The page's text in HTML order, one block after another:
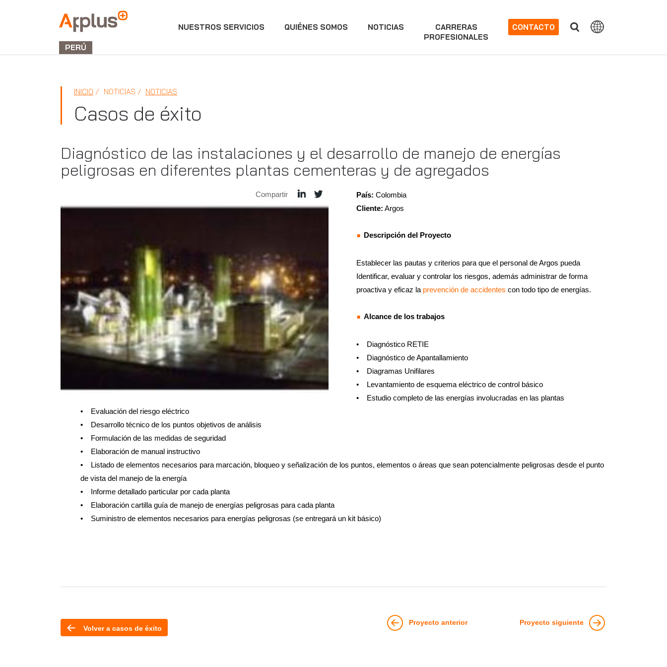
Applus+
GROUP
PERÚ
NUESTROS SERVICIOS QUIÉNES SOMOS NOTICIAS
CARRERAS
PROFESIONALES
CONTACTO
INICIO NOTICIAS NOTICIAS
Casos de éxito
Diagnóstico de las instalaciones y el desarrollo de manejo de energías
peligrosas en diferentes plantas cementeras y de agregados
Compartir País: Colombia
Cliente: Argos
Descripción del Proyecto
Establecer las pautas y criterios para que el personal de Argos pueda
Identificar, evaluar y controlar los riesgos, además administrar de forma
proactiva y eficaz la prevención de accidentes con todo tipo de energías.
Alcance de los trabajos
• Diagnóstico RETIE
• Diagnóstico de Apantallamiento
• Diagramas Unifilares
• Levantamiento de esquema eléctrico de control básico
• Estudio completo de las energías involucradas en las plantas
• Evaluación del riesgo eléctrico
• Desarrollo técnico de los puntos objetivos de análisis
• Formulación de las medidas de seguridad
• Elaboración de manual instructivo
• Listado de elementos necesarios para marcación, bloqueo y señalización de los puntos, elementos o áreas que sean potencialmente peligrosas desde el punto
de vista del manejo de la energía
• Informe detallado particular por cada planta
• Elaboración cartilla guía de manejo de energías peligrosas para cada planta
• Suministro de elementos necesarios para energías peligrosas (se entregará un kit básico)
Volver a casos de éxito
Proyecto anterior Proyecto siguiente